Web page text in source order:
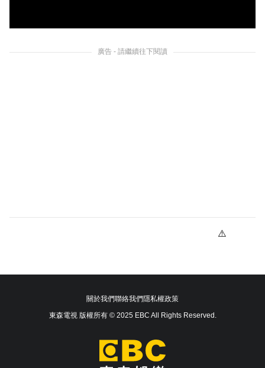
廣告 - 請繼續往下閱讀
關於我們聯絡我們隱私權政策
東森電視 版權所有 © 2025 EBC All Rights Reserved.